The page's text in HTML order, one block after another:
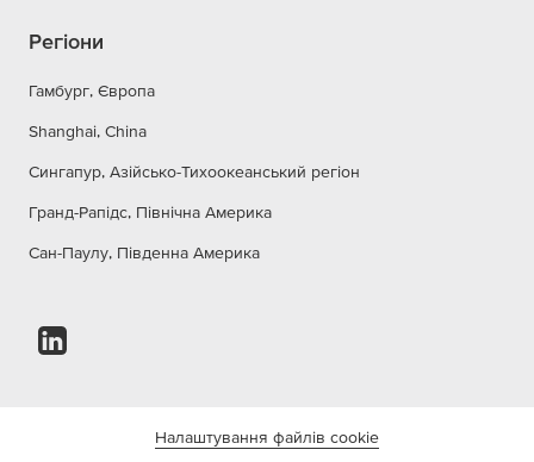
Регіони
Гамбург, Європа
Shanghai, China
Сингапур, Азійсько-Тихоокеанський регіон
Гранд-Рапідс, Північна Америка
Сан-Паулу, Південна Америка
Налаштування файлів cookie